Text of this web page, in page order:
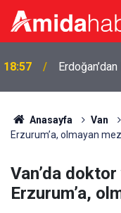
18:57
Anasayfa Van
Erzurum’a, olmayan
Van’da
Erzurum’a,